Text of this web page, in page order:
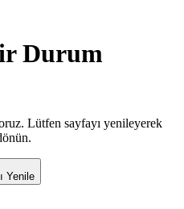
Durum
Lütfen sayfayı yenileyerek
Yenile